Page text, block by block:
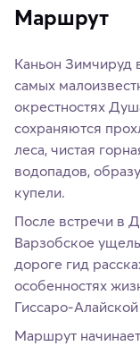
Маршрут
Каньон Зимчируд
самых
окрестностях
сохраняются
леса, чистая
водопадов,
купели.
После встречи в
Варзобское
дороге гид
особенностях
Гиссаро-
Маршрут